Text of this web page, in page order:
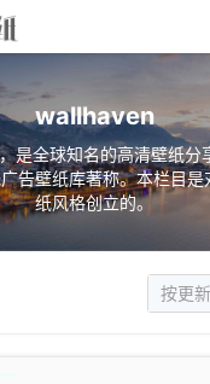
wallhaven
是全球知名的高清壁纸分
告壁纸库著称。本栏目
纸风格创立的。
按更